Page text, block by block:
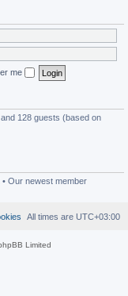
me
128 guests (based on
• Our newest member
All times are UTC+03:00
Limited